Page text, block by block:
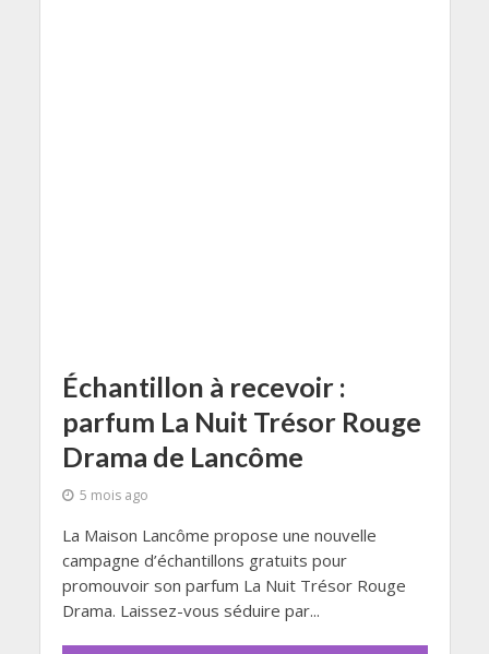
Échantillon à recevoir :
parfum La Nuit Trésor Rouge
Drama de Lancôme
5 mois ago
La Maison Lancôme propose une nouvelle
campagne d’échantillons gratuits pour
promouvoir son parfum La Nuit Trésor Rouge
Drama. Laissez-vous séduire par...